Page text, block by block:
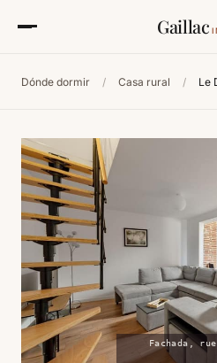
Gaillac
Dónde dormir / Casa rural / Le
Fachada,